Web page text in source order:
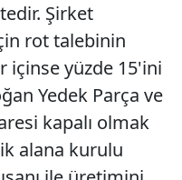
Şirket
rot talebinin
içinse yüzde 15'ini
Yedek Parça ve
kapalı olmak
alana kurulu